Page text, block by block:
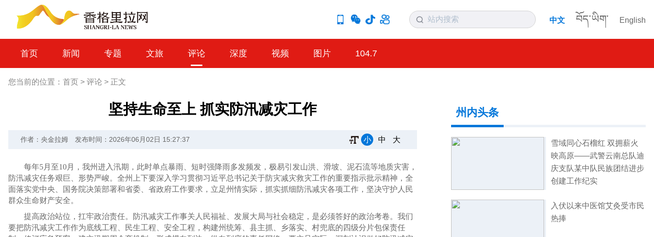
中文 བོད་ཡིག་ English
首页 新闻 专题 文旅 评论 深度 视频 图片 104.7
您当前的位置： 首页 > 评论 > 正文
坚持生命至上 抓实防汛减灾工作
作者：央金拉姆 发布时间：2026年06月02日 15:27:37 小 中 大
每年5月至10月，我州进入汛期，此时单点暴雨、短时强降雨多发频发，极易引发山洪、滑坡、泥石流等地质灾害，
防汛减灾任务艰巨、形势严峻。全州上下要深入学习贯彻习近平总书记关于防灾减灾救灾工作的重要指示批示精神，全
面落实党中央、国务院决策部署和省委、省政府工作要求，立足州情实际，抓实抓细防汛减灾各项工作，坚决守护人民
群众生命财产安全。
提高政治站位，扛牢政治责任。防汛减灾工作事关人民福祉、发展大局与社会稳定，是必须答好的政治考卷。我们
要把防汛减灾工作作为底线工程、民生工程、安全工程，构建州统筹、县主抓、乡落实、村兜底的四级分片包保责任
州内头条
雪域同心石榴红 双拥薪火
映高原——武警云南总队迪
庆支队某中队民族团结进步
创建工作纪实
入伏以来中医馆艾灸受市民
热捧